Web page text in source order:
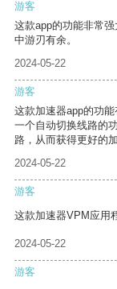
游客
这款app的功能非常
中游刃有余。
2024-05-22
游客
这款加速器app的功
一个自动切换线路的
路，从而获得更好的
2024-05-22
游客
这款加速器VPM应用
2024-05-22
游客